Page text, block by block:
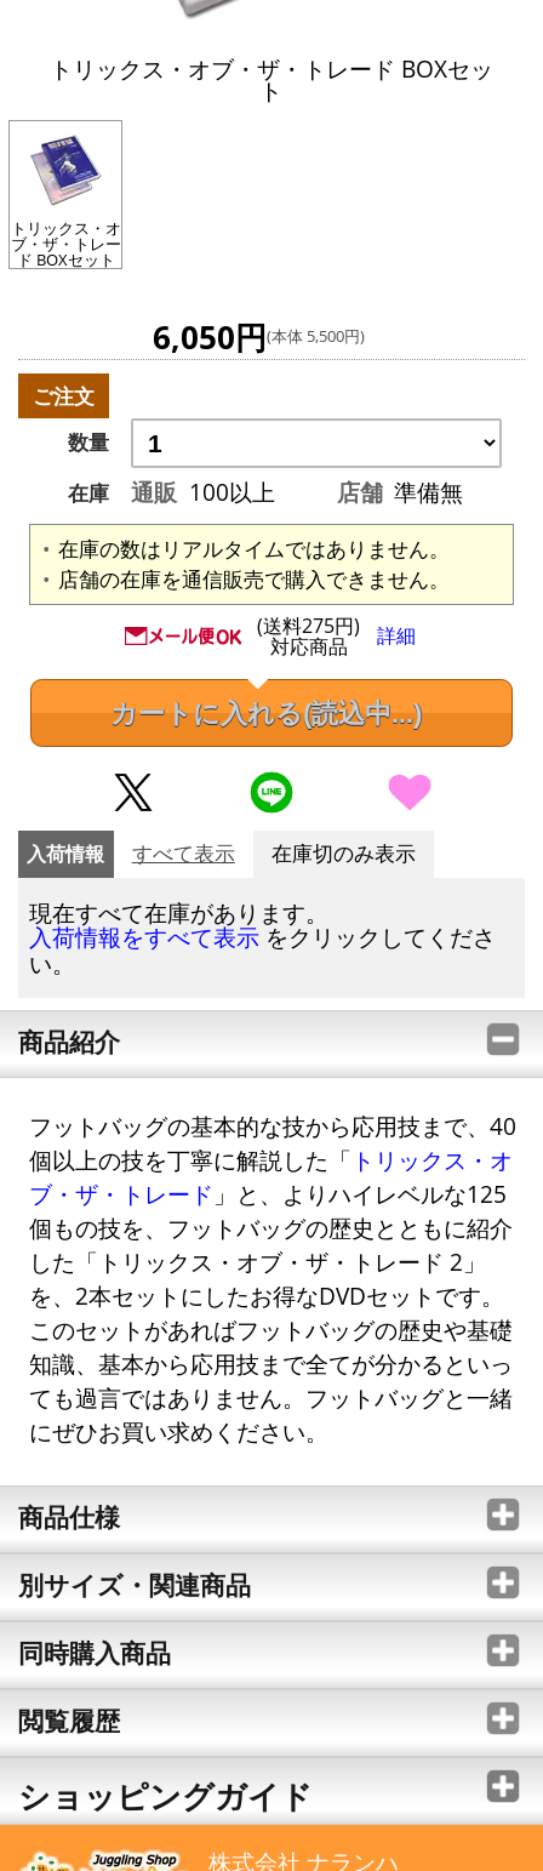
トリックス・オブ・ザ・トレード BOXセッ
ト
トリックス・オ
ブ・ザ・トレー
ド BOXセット
6,050円(本体 5,500円)
ご注文
数量
在庫
通販 100以上 店舗 準備無
在庫の数はリアルタイムではありません。
店舗の在庫を通信販売で購入できません。
(送料275円)
対応商品 詳細
カートに入れる(読込中...)
入荷情報 すべて表示 在庫切のみ表示
現在すべて在庫があります。
入荷情報をすべて表示 をクリックしてくださ
い。
商品紹介
フットバッグの基本的な技から応用技まで、40
個以上の技を丁寧に解説した「 トリックス・オ
ブ・ザ・トレード 」と、よりハイレベルな125
個もの技を、フットバッグの歴史とともに紹介
した「トリックス・オブ・ザ・トレード 2」
を、2本セットにしたお得なDVDセットです。
このセットがあればフットバッグの歴史や基礎
知識、基本から応用技まで全てが分かるといっ
ても過言ではありません。フットバッグと一緒
にぜひお買い求めください。
商品仕様
別サイズ・関連商品
同時購入商品
閲覧履歴
ショッピングガイド
株式会社 ナランハ